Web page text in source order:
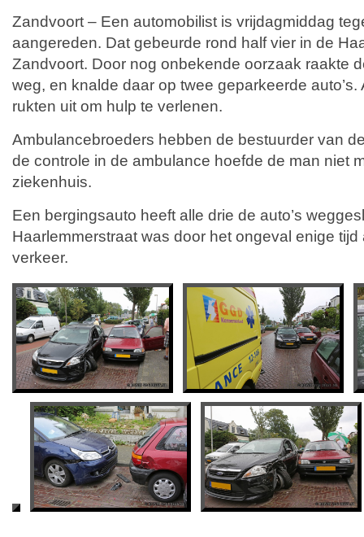
Zandvoort – Een automobilist is vrijdagmiddag
aangereden. Dat gebeurde rond half vier in de
Zandvoort. Door nog onbekende oorzaak raakte
weg, en knalde daar op twee geparkeerde
rukten uit om hulp te verlenen.
Ambulancebroeders hebben de bestuurder van
de controle in de ambulance hoefde de man niet
ziekenhuis.
Een bergingsauto heeft alle drie de auto’s
Haarlemmerstraat was door het ongeval enige
verkeer.